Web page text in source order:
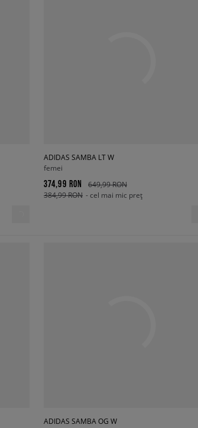
ADIDAS SAMBA LT W
femei
374,99 RON
649,99 RON
384,99 RON - cel mai mic preț
ADIDAS SAMBA OG W